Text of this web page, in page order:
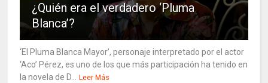
¿Quién era el verdadero ‘Pluma
Blanca’?
‘El Pluma Blanca Mayor’, personaje interpretado por el actor
‘Aco’ Pérez, es uno de los que más participación ha tenido en
la novela de D... Leer Más